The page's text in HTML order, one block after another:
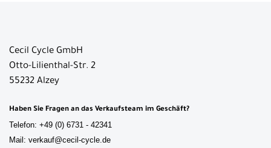
Cecil Cycle GmbH
Otto-Lilienthal-Str. 2
55232 Alzey
Haben Sie Fragen an das Verkaufsteam im Geschäft?
Telefon: +49 (0) 6731 - 42341
Mail: verkauf@cecil-cycle.de